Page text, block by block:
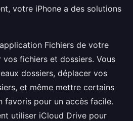
votre iPhone a des solutions
Fichiers de votre
vos fichiers et dossiers. Vous
dossiers, déplacer vos
et même mettre certains
favoris pour un accès facile.
utiliser iCloud Drive pour